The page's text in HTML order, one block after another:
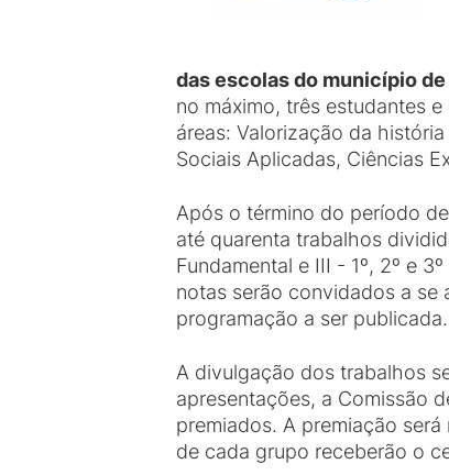
das escolas do município de
no máximo, três estudantes
áreas: Valorização da
Sociais Aplicadas, Ciências
Após o término do período
até quarenta trabalhos
Fundamental e III - 1º, 2º e
notas serão convidados a se
programação a ser publicada.
A divulgação dos trabalhos
apresentações, a Comissão
premiados. A premiação
de cada grupo receberão o